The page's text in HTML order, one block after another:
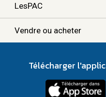
LesPAC
Vendre ou acheter
Télécharger